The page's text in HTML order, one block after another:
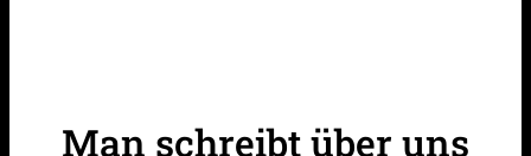
Man schreibt über uns